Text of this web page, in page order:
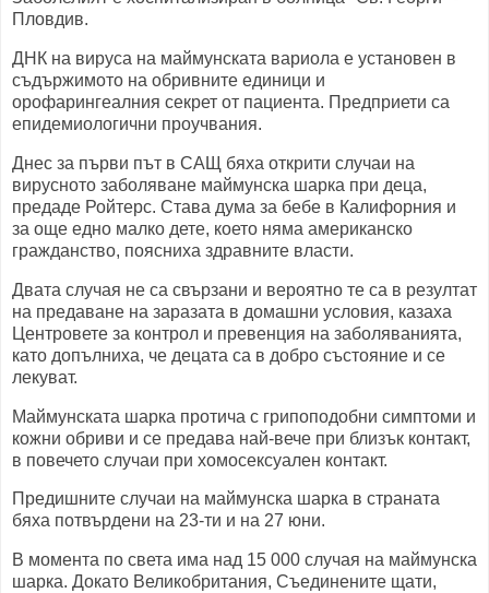
Пловдив.
ДНК на вируса на маймунската вариола е установен в
съдържимото на обривните единици и
орофарингеалния секрет от пациента. Предприети са
епидемиологични проучвания.
Днес за първи път в САЩ бяха открити случаи на
вирусното заболяване маймунска шарка при деца,
предаде Ройтерс. Става дума за бебе в Калифорния и
за още едно малко дете, което няма американско
гражданство, поясниха здравните власти.
Двата случая не са свързани и вероятно те са в резултат
на предаване на заразата в домашни условия, казаха
Центровете за контрол и превенция на заболяванията,
като допълниха, че децата са в добро състояние и се
лекуват.
Маймунската шарка протича с грипоподобни симптоми и
кожни обриви и се предава най-вече при близък контакт,
в повечето случаи при хомосексуален контакт.
Предишните случаи на маймунска шарка в страната
бяха потвърдени на 23-ти и на 27 юни.
В момента по света има над 15 000 случая на маймунска
шарка. Докато Великобритания, Съединените щати,